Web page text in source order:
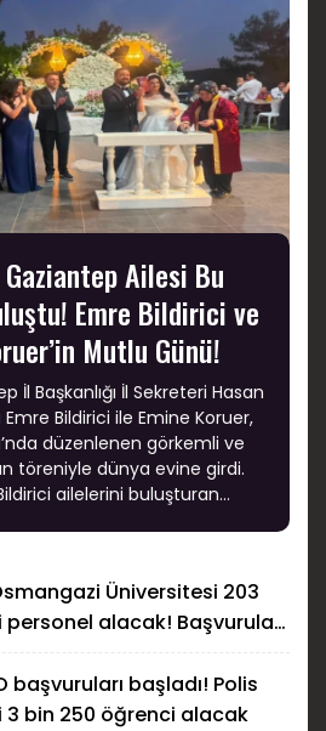
Ailesi Bu
Emre Bildirici ve
Mutlu Günü!
İl Başkanlığı İl Sekreteri Hasan
Emre Bildirici ile Emine Koruer,
düzenlenen görkemli ve
töreniyle dünya evine girdi.
ailelerini buluşturan
Üniversitesi 203
personel alacak! Başvurular
başvuruları başladı! Polis
3 bin 250 öğrenci alacak